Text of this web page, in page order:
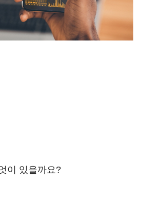
이 있을까요?